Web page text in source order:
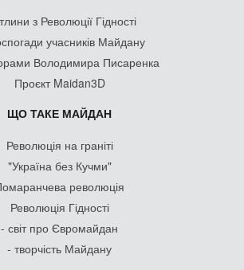
з Революції Гідності
учасників Майдану
Володимира Писаренка
Проєкт Maidan3D
ЩО ТАКЕ МАЙДАН
Революція на граніті
"Україна без Кучми"
революція
Революція Гідності
- світ про Євромайдан
- творчість Майдану